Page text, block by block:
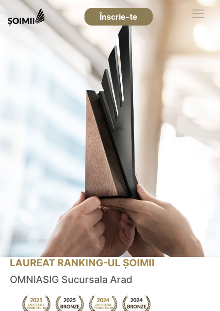
Înscrie-te
LAUREAT RANKING-UL ȘOIMII
OMNIASIG Sucursala Arad